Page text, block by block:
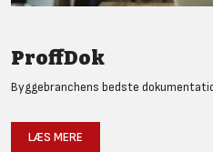
ProffDok
Byggebranchens bedste
LÆS MERE